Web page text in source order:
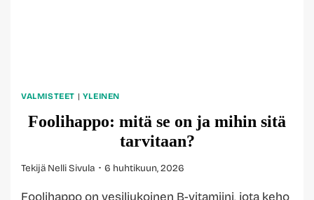
VALMISTEET | YLEINEN
Foolihappo: mitä se on ja mihin sitä
tarvitaan?
Tekijä Nelli Sivula 6 huhtikuun, 2026
Foolihappo on vesiliukoinen B-vitamiini, jota keho